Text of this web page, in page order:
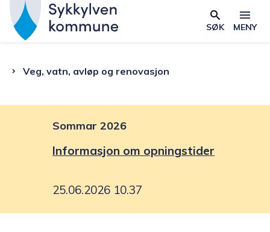
y
v
e
k
m
m
Skjema
SØK MENY
Du Veg, vatn, avløp og renovasjon
Sommar 2026
Informasjon om opningstider
25.06.2026 10.37